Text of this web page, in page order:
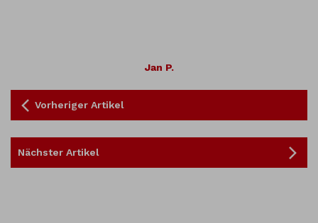
Jan P.
Vorheriger Artikel
Nächster Artikel